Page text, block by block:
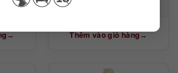
11%
Thêm vào giỏ hàng